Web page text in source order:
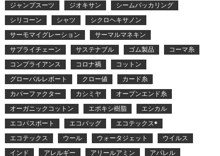
ジャンプスーツ
ジオキサン
シームパッカリング
シリコーン
シャツ
シクロヘキサノン
サーモマイグレーション
サーマルマネキン
サプライチェーン
サステナブル ゴム製品
コーマ糸
コンプライアンス
コロナ禍
コットン
グローバルレポート
クロー値
カード糸
カバーファクター
カシミヤ
オープンエンド糸
オーガニックコットン
エポキシ樹脂
エシカル
エコパスポート
エコバッグ
エコテックス®
エコテックス
ウール ウォータジェット
ウイルス
インド
アレルギー アリールアミン アパレル